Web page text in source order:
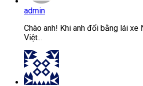
admin
Chào anh! Khi anh đổi bằng lái xe
Việt...